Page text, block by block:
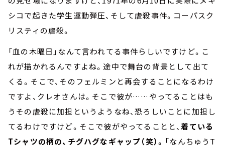
シコで起きた学生運動弾圧、そして虐殺事件。コーパスク
リスティの虐殺。
「血の木曜日」なんて言われてる事件らしいですけど。こ
れが描かれるんですよね。途中で舞台の背景として出て
くる。そこで、そのフェルミンと再会することになるわけ
ですよ、クレオさんは。そこで彼が……やってることはも
うその虐殺に加担というようなね、恐ろしいことに加担し
てるわけですけど。そこで彼がやってることと、着ている
Tシャツの柄の、チグハグなギャップ（笑）。 「なんちゅうT